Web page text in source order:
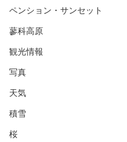
ペンション・サンセット
蓼科高原
観光情報
写真
天気
積雪
桜